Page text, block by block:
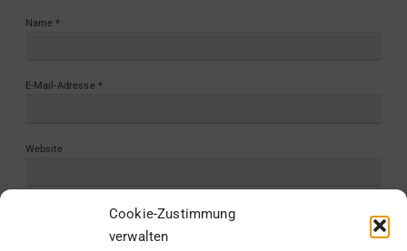
Cookie-Zustimmung
verwalten
Name *
E-Mail-Adresse *
Website